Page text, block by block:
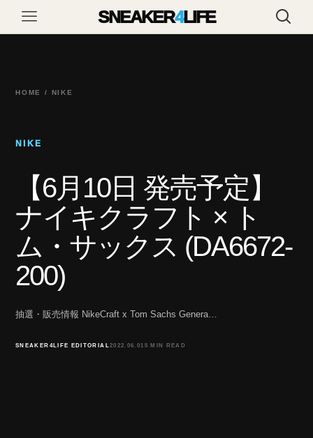
SNEAKER4LIFE
HOME / NIKE
NIKE
【6月10日 発売予定】
ナイキクラフト × ト
ム・サックス (DA6672-
200)
抽選・販売情報 NikeCraft x Tom Sachs Genera…
SNEAKER4LIFE EDITORIAL2022.06.01 5 MIN READ